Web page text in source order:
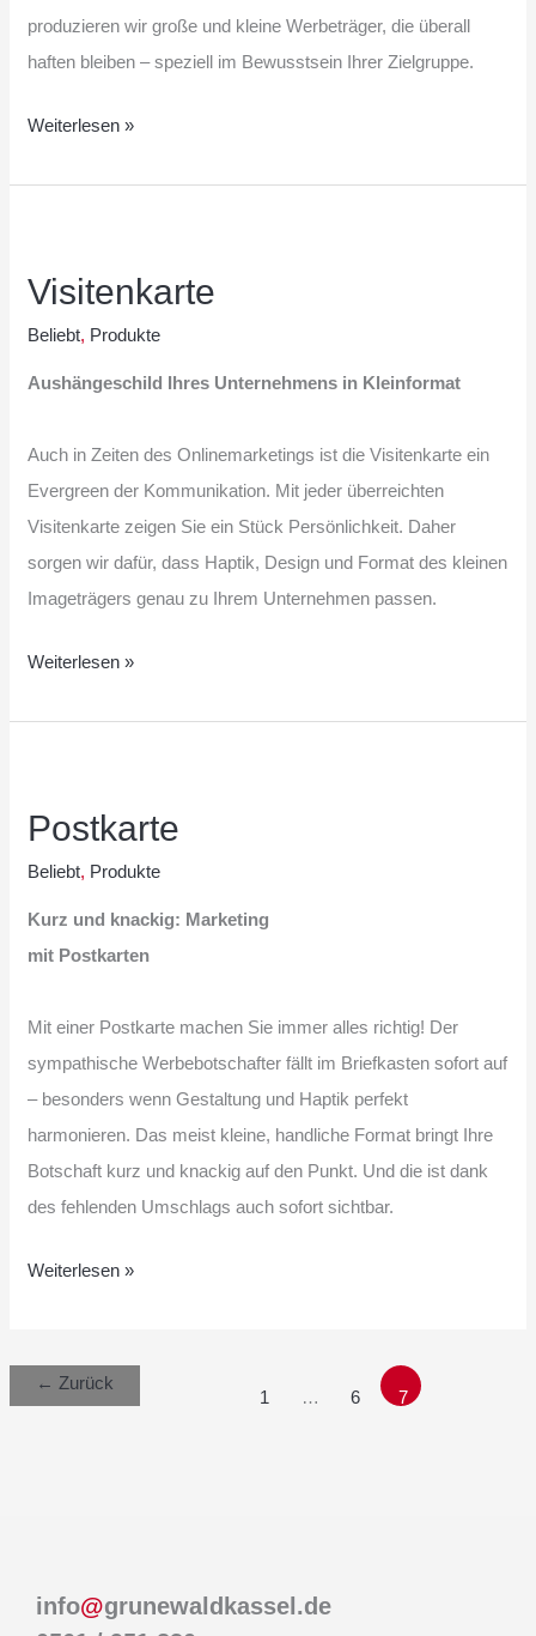
produzieren wir große und kleine Werbeträger, die überall
haften bleiben – speziell im Bewusstsein Ihrer Zielgruppe.
Weiterlesen »
Visitenkarte
Beliebt, Produkte
Aushängeschild Ihres Unternehmens in Kleinformat
Auch in Zeiten des Onlinemarketings ist die Visitenkarte ein
Evergreen der Kommunikation. Mit jeder überreichten
Visitenkarte zeigen Sie ein Stück Persönlichkeit. Daher
sorgen wir dafür, dass Haptik, Design und Format des kleinen
Imageträgers genau zu Ihrem Unternehmen passen.
Weiterlesen »
Postkarte
Beliebt, Produkte
Kurz und knackig: Marketing
mit Postkarten
Mit einer Postkarte machen Sie immer alles richtig! Der
sympathische Werbebotschafter fällt im Briefkasten sofort auf
– besonders wenn Gestaltung und Haptik perfekt
harmonieren. Das meist kleine, handliche Format bringt Ihre
Botschaft kurz und knackig auf den Punkt. Und die ist dank
des fehlenden Umschlags auch sofort sichtbar.
Weiterlesen »
← Zurück
1 … 6 7
info@grunewaldkassel.de